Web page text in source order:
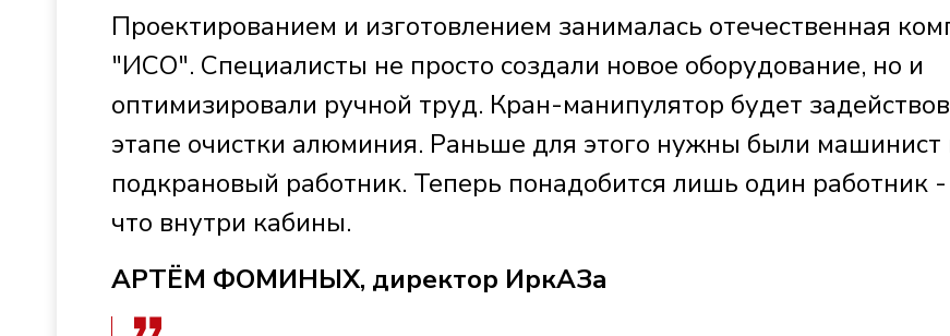
Проектированием и изготовлением занималась отечественная
"ИСО". Специалисты не просто создали новое оборудование, но и
оптимизировали ручной труд. Кран-манипулятор будет
этапе очистки алюминия. Раньше для этого нужны были машинист
подкрановый работник. Теперь понадобится лишь один работник -
что внутри кабины.
АРТЁМ ФОМИНЫХ, директор ИркАЗа